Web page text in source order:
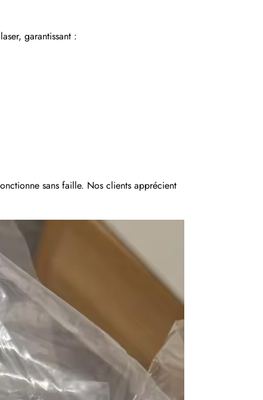
garantissant :
sans faille. Nos clients apprécient